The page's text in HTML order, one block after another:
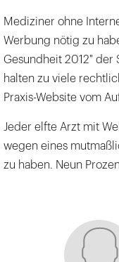
Mediziner ohne
Werbung nötig zu
Gesundheit 2012" der
halten zu viele
Praxis-Website vom
Jeder elfte Arzt mit
wegen eines
zu haben. Neun